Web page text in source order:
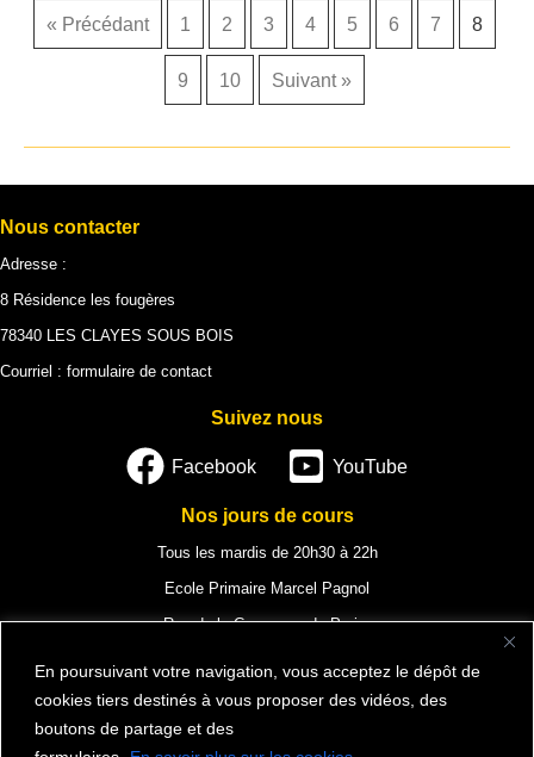
En poursuivant votre navigation, vous acceptez le dépôt de
cookies tiers destinés à vous proposer des vidéos, des
boutons de partage et des
« Précédant 1 2 3 4 5 6 7 8
9 10 Suivant »
Nous contacter
Adresse :
8 Résidence les fougères
78340 LES CLAYES SOUS BOIS
Courriel : formulaire de contact
Suivez nous
Facebook YouTube
Nos jours de cours
Tous les mardis de 20h30 à 22h
Ecole Primaire Marcel Pagnol
Rue de la Commune de Paris,